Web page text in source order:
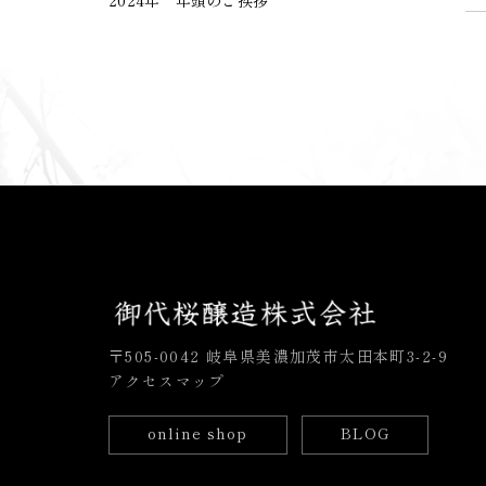
〒505-0042 岐阜県美濃加茂市太田本町3-2-9
アクセスマップ
online shop BLOG